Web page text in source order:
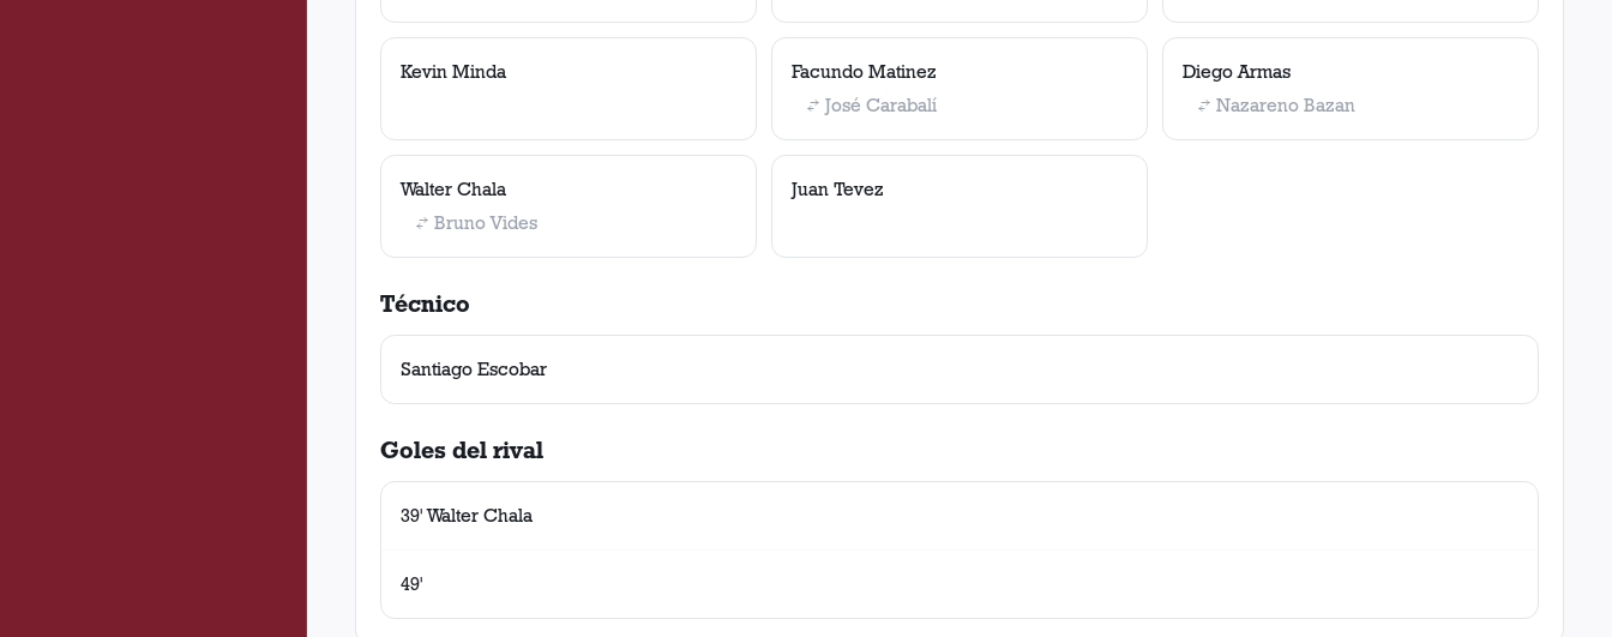
Kevin Minda
Facundo Matinez
José Carabalí
Diego Armas
Nazareno Bazan
Walter Chala
Bruno Vides
Juan Tevez
Técnico
Santiago Escobar
Goles del rival
39' Walter Chala
49'